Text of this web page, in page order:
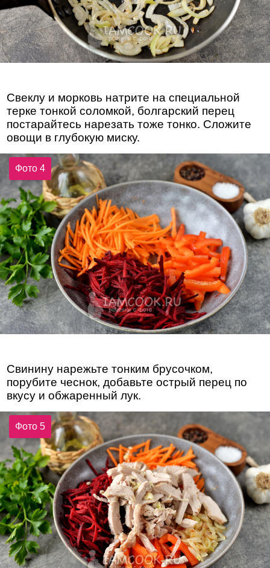
Свеклу и морковь натрите на специальной
терке тонкой соломкой, болгарский перец
постарайтесь нарезать тоже тонко. Сложите
овощи в глубокую миску.
Фото 4
Свинину нарежьте тонким брусочком,
порубите чеснок, добавьте острый перец по
вкусу и обжаренный лук.
Фото 5